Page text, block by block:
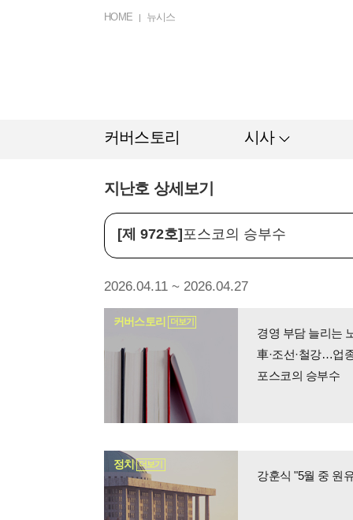
HOME 뉴시스
커버스토리 시사
지난호 상세보기
[제 972호] 포스코의 승부수
2026.04.11 ~ 2026.04.27
커버스토리 더보기
경영 부담 늘리는
車·조선·철강…업
포스코의 승부수
정치 더보기
강훈식 "5월 중 원